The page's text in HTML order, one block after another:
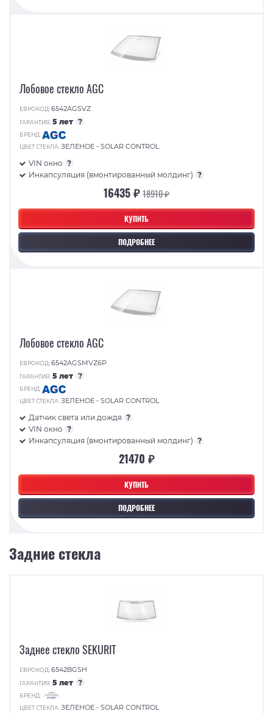
КУПИТЬ
ПОДРОБНЕЕ
Лобовое стекло AGC
ЕВРОКОД:6542AGSVZ
ГАРАНТИЯ:5 лет ?
БРЕНД:
ЦВЕТ СТЕКЛА:ЗЕЛЕНОЕ - SOLAR CONTROL
VIN окно ?
Инкапсуляция (вмонтированный молдинг) ?
16435 ₽18910 ₽
КУПИТЬ
ПОДРОБНЕЕ
Лобовое стекло AGC
ЕВРОКОД:6542AGSMVZ6P
ГАРАНТИЯ:5 лет ?
БРЕНД:
ЦВЕТ СТЕКЛА:ЗЕЛЕНОЕ - SOLAR CONTROL
Датчик света или дождя ?
VIN окно ?
Инкапсуляция (вмонтированный молдинг) ?
21470 ₽
Задние стекла
Заднее стекло SEKURIT
ЕВРОКОД:6542BGSH
ГАРАНТИЯ:5 лет ?
БРЕНД:
ЦВЕТ СТЕКЛА:ЗЕЛЕНОЕ - SOLAR CONTROL